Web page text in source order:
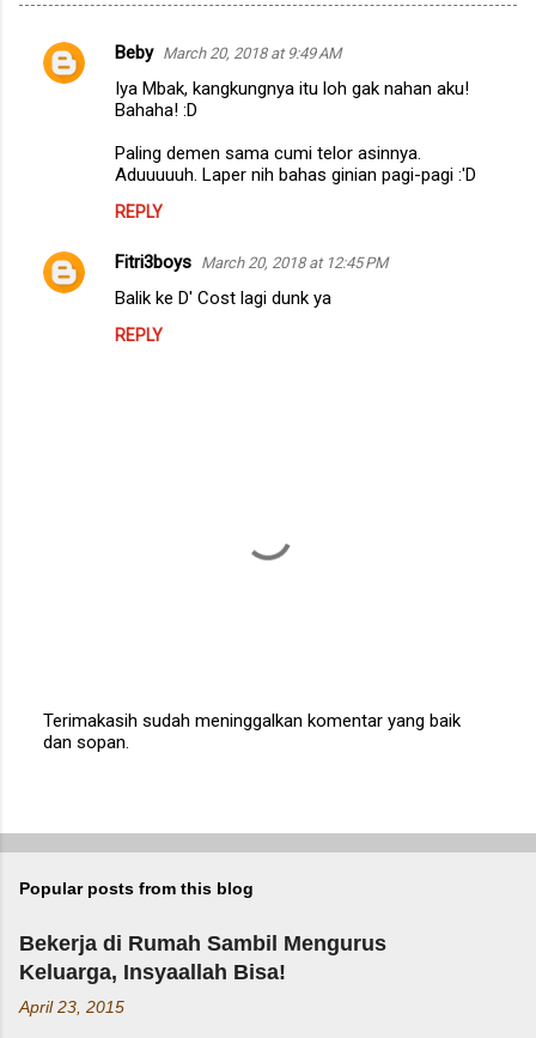
C
t
Beby March 20, 2018 at 9:49 AM
Iya Mbak, kangkungnya itu loh gak nahan aku!
Bahaha! :D
Paling demen sama cumi telor asinnya.
Aduuuuuh. Laper nih bahas ginian pagi-pagi :'D
REPLY
Fitri3boys March 20, 2018 at 12:45 PM
Balik ke D' Cost lagi dunk ya
REPLY
P
a
C
m
e
n
t
Terimakasih sudah meninggalkan komentar yang baik
dan sopan.
Popular posts from this blog
Bekerja di Rumah Sambil Mengurus
Keluarga, Insyaallah Bisa!
April 23, 2015